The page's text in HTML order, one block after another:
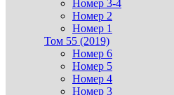
Номер 3-4
Номер 2
Номер 1
Том 55 (2019)
Номер 6
Номер 5
Номер 4
Номер 3